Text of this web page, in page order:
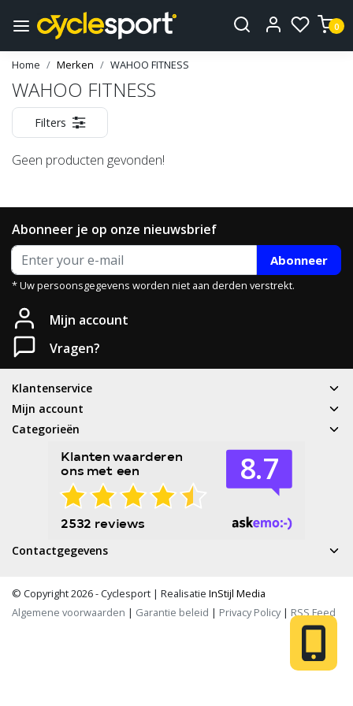
0
Home Merken WAHOO FITNESS
WAHOO FITNESS
Filters
Geen producten gevonden!
Abonneer je op onze nieuwsbrief
Abonneer
* Uw persoonsgegevens worden niet aan derden verstrekt.
Mijn account
Vragen?
Klantenservice
Mijn account
Categorieën
Contactgegevens
© Copyright 2026 - Cyclesport | Realisatie InStijl Media
Algemene voorwaarden | Garantie beleid | Privacy Policy| RSS Feed